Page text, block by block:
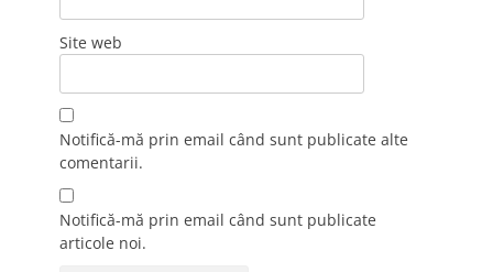
Site web
Notifică-mă prin email când sunt publicate alte
comentarii.
Notifică-mă prin email când sunt publicate
articole noi.